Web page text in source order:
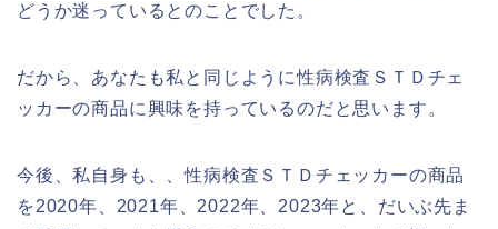
どうか迷っているとのことでした。
だから、あなたも私と同じように性病検査ＳＴＤチェ
ッカーの商品に興味を持っているのだと思います。
今後、私自身も、、性病検査ＳＴＤチェッカーの商品
を2020年、2021年、2022年、2023年と、だいぶ先ま